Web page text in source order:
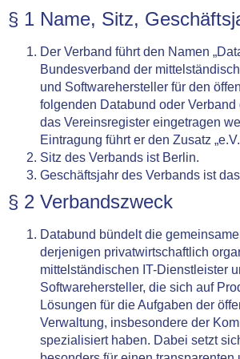
§ 1 Name, Sitz,
Der Verband führt den Namen
Bundesverband der
und Softwarehersteller für den
folgenden Databund oder Verband
das Vereinsregister eingetragen
Eintragung führt er den Zusatz
Sitz des Verbands ist Berlin.
Geschäftsjahr des Verbands ist
§ 2 Verbandszweck
Databund bündelt die
derjenigen privatwirtschaftlich
mittelständischen IT-Dienstleister
Softwarehersteller, die sich auf
Lösungen für die Aufgaben der
Verwaltung, insbesondere der
spezialisiert haben. Dabei setzt